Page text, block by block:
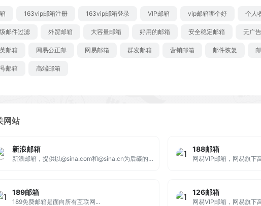
163vip邮箱注册 163vip邮箱登录 VIP邮箱 vip邮箱哪个好 个人
邮件过滤 外贸邮箱 大容量邮箱 好用的邮箱 安全稳定邮箱 无广
邮箱 网易公正邮 网易邮箱 群发邮箱 营销邮箱 邮件恢复
邮箱 高端邮箱
网站
新浪邮箱
新浪邮箱，提供以@sina.com和@sina.cn为后缀的免费邮箱。2G超大附件和50M普通附件，容量5G至无限大，整合新浪微博应用，支持客户端收发，更加安全，更少垃圾邮件。
188邮箱
网易VIP邮箱，网易旗下
189邮箱
189免费邮箱是面向所有互联网...
126邮箱
网易VIP邮箱，网易旗下